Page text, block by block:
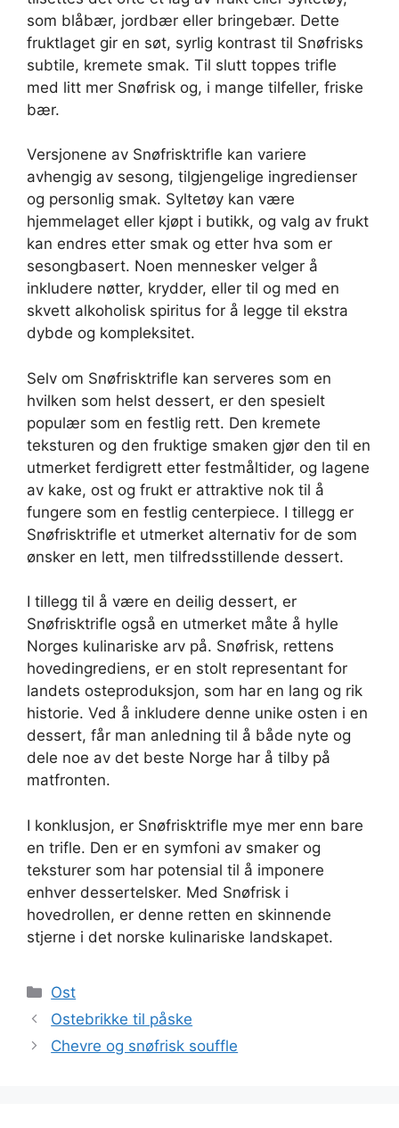
som blåbær, jordbær eller bringebær. Dette
fruktlaget gir en søt, syrlig kontrast til Snøfrisks
subtile, kremete smak. Til slutt toppes trifle
med litt mer Snøfrisk og, i mange tilfeller, friske
bær.
Versjonene av Snøfrisktrifle kan variere
avhengig av sesong, tilgjengelige ingredienser
og personlig smak. Syltetøy kan være
hjemmelaget eller kjøpt i butikk, og valg av frukt
kan endres etter smak og etter hva som er
sesongbasert. Noen mennesker velger å
inkludere nøtter, krydder, eller til og med en
skvett alkoholisk spiritus for å legge til ekstra
dybde og kompleksitet.
Selv om Snøfrisktrifle kan serveres som en
hvilken som helst dessert, er den spesielt
populær som en festlig rett. Den kremete
teksturen og den fruktige smaken gjør den til en
utmerket ferdigrett etter festmåltider, og lagene
av kake, ost og frukt er attraktive nok til å
fungere som en festlig centerpiece. I tillegg er
Snøfrisktrifle et utmerket alternativ for de som
ønsker en lett, men tilfredsstillende dessert.
I tillegg til å være en deilig dessert, er
Snøfrisktrifle også en utmerket måte å hylle
Norges kulinariske arv på. Snøfrisk, rettens
hovedingrediens, er en stolt representant for
landets osteproduksjon, som har en lang og rik
historie. Ved å inkludere denne unike osten i en
dessert, får man anledning til å både nyte og
dele noe av det beste Norge har å tilby på
matfronten.
I konklusjon, er Snøfrisktrifle mye mer enn bare
en trifle. Den er en symfoni av smaker og
teksturer som har potensial til å imponere
enhver dessertelsker. Med Snøfrisk i
hovedrollen, er denne retten en skinnende
stjerne i det norske kulinariske landskapet.
Kategorier
Ost
Ostebrikke til påske
Chevre og snøfrisk souffle